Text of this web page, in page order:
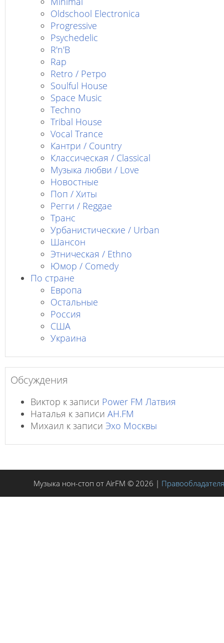
Oldschool Electronica
Progressive
Psychedelic
R'n'B
Rap
Retro / Ретро
Soulful House
Space Music
Techno
Tribal House
Vocal Trance
Кантри / Country
Классическая / Classical
Музыка любви / Love
Новостные
Поп / Хиты
Регги / Reggae
Транс
Урбанистические / Urban
Шансон
Этническая / Ethno
Юмор / Comedy
По стране
Европа
Остальные
Россия
США
Украина
Обсуждения
Виктор к записи Power FM Латвия
Наталья к записи AH.FM
Михаил к записи Эхо Москвы
Музыка нон-стоп от AirFM © 2026 |